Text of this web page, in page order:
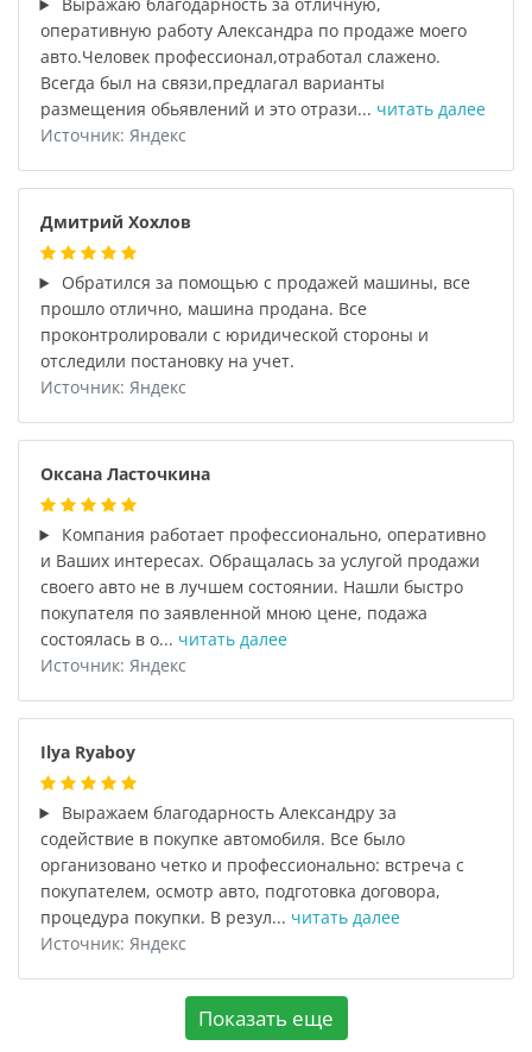
оперативную работу Александра по продаже моего
авто.Человек профессионал,отработал слажено.
Всегда был на связи,предлагал варианты
размещения обьявлений и это отрази... читать далее
Источник: Яндекс
Дмитрий Хохлов
Обратился за помощью с продажей машины, все
прошло отлично, машина продана. Все
проконтролировали с юридической стороны и
отследили постановку на учет.
Источник: Яндекс
Оксана Ласточкина
Компания работает профессионально, оперативно
и Ваших интересах. Обращалась за услугой продажи
своего авто не в лучшем состоянии. Нашли быстро
покупателя по заявленной мною цене, подажа
состоялась в о... читать далее
Источник: Яндекс
Ilya Ryaboy
Выражаем благодарность Александру за
содействие в покупке автомобиля. Все было
организовано четко и профессионально: встреча с
покупателем, осмотр авто, подготовка договора,
процедура покупки. В резул... читать далее
Источник: Яндекс
Показать еще